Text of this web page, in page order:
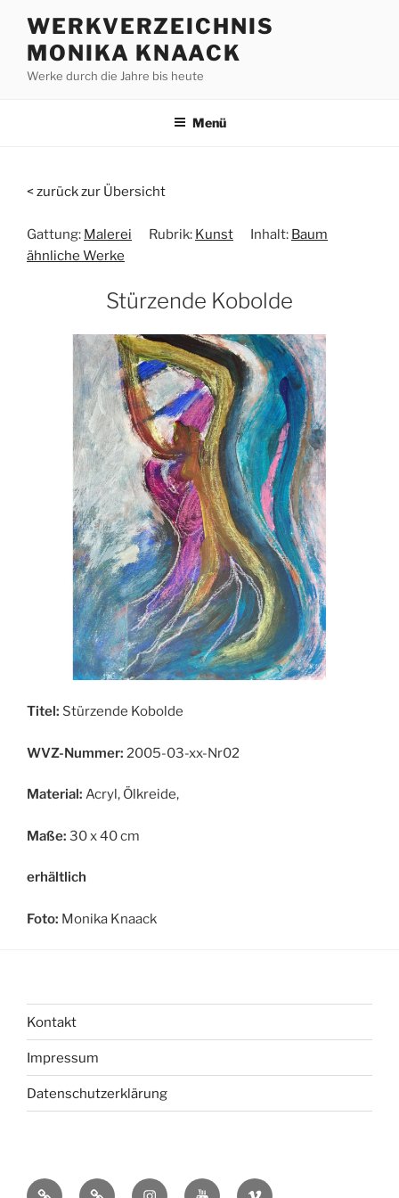
Inhalt
springen
WERKVERZEICHNIS
MONIKA KNAACK
Werke durch die Jahre bis heute
Menü
< zurück zur Übersicht
Gattung: Malerei Rubrik: Kunst Inhalt: Baum
ähnliche Werke
Stürzende Kobolde
Titel: Stürzende Kobolde
WVZ-Nummer: 2005-03-xx-Nr02
Material: Acryl, Ölkreide,
Maße: 30 x 40 cm
erhältlich
Foto: Monika Knaack
Kontakt
Impressum
Datenschutzerklärung
bsky MastadonInstagramYou Vimeo